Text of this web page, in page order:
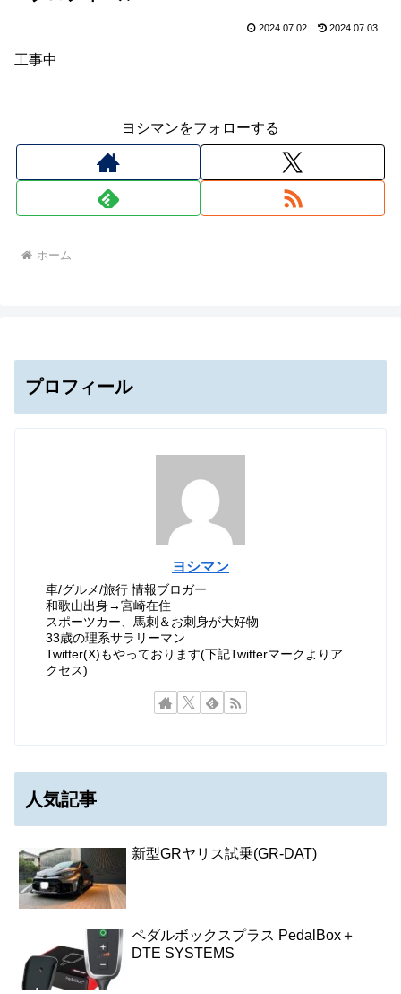
2024.07.02 2024.07.03
工事中
ヨシマンをフォローする
ホーム
プロフィール
ヨシマン
車/グルメ/旅行 情報ブロガー
和歌山出身→宮崎在住
スポーツカー、馬刺＆お刺身が大好物
33歳の理系サラリーマン
Twitter(X)もやっております(下記Twitterマークよりア
クセス)
人気記事
新型GRヤリス試乗(GR-DAT)
ペダルボックスプラス PedalBox＋
DTE SYSTEMS